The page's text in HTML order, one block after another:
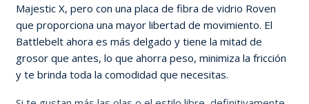
Majestic X, pero con una placa de fibra de vidrio Roven
que proporciona una mayor libertad de movimiento. El
Battlebelt ahora es más delgado y tiene la mitad de
grosor que antes, lo que ahorra peso, minimiza la fricción
y te brinda toda la comodidad que necesitas.